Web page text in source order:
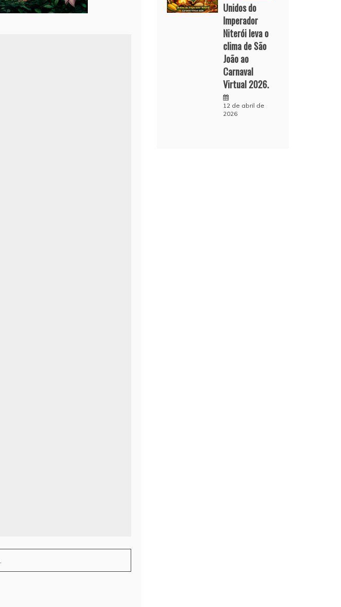
Unidos do
Imperador
Niterói leva o
clima de São
João ao
Carnaval
Virtual 2026.
12 de abril de
2026